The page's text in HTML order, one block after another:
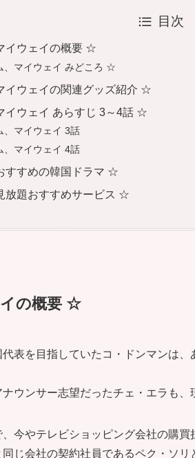
目次
イウェイの概要 ☆
マイウェイ みどころ ☆
イウェイの関連グッズ紹介 ☆
イウェイ あらすじ 3～4話 ☆
マイウェイ 3話
マイウェイ 4話
すすめの韓国ドラマ ☆
放題おすすめサービス ☆
の概要 ☆
表を目指していたコ・ドンマンは
ウンサー志望だったチェ・エラも
今やテレビショッピング会社の購
じ会社の契約社員であるペク・ソ